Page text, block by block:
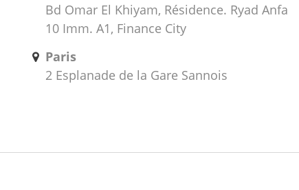
Bd Omar El Khiyam, Résidence. Ryad Anfa
10 Imm. A1, Finance City
Paris
2 Esplanade de la Gare Sannois